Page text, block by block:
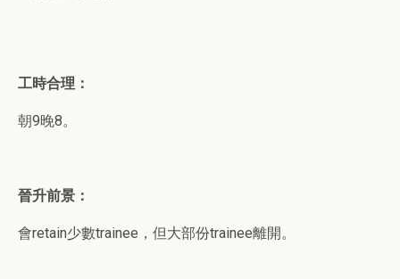
工時合理：
朝9晚8。
晉升前景：
會retain少數trainee，但大部份trainee離開。